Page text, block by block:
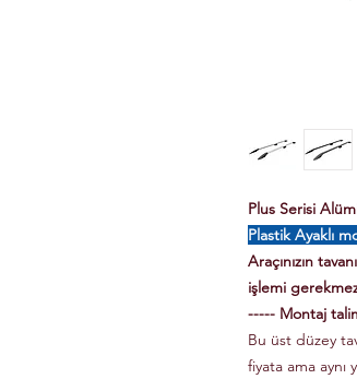
Plus Serisi
Plastik Ayaklı
Araçınızın
işlemi
----- Montaj
Bu üst düzey
fiyata ama